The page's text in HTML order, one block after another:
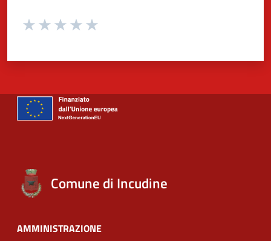
Valuta da 1 a 5 stelle la pagina
Comune di Incudine
AMMINISTRAZIONE